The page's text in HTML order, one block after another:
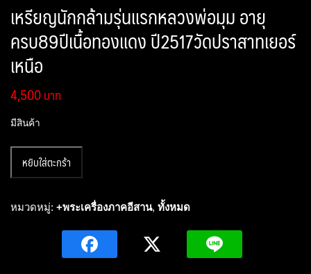
เหรียญนักกล้ามรุ่นแรกหลวงพ่อมุม อายุ
ครบ89ปีเนื้อทองแดง ปี2517วัดปราสาทเยอร์
เหนือ
4,500
มีสินค้า
เหรียญ
กล้าม
หยิบใส่ตะกร้า
หมวดหมู่: +พระเครื่องภาคอีสาน, ทั้งหมด